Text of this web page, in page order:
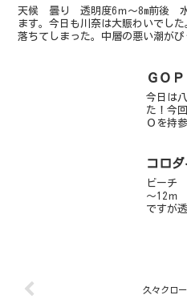
天候 曇り 透明度6ｍ～8m前後 水
ます。今日も川奈は大賑わいでし
落ちてしまった。中層の悪い潮が
ＧＯ
今日は
た！今
Ｏを持
なく、
コロダ
ビーチ
～12ｍ
ですが
久々クロ